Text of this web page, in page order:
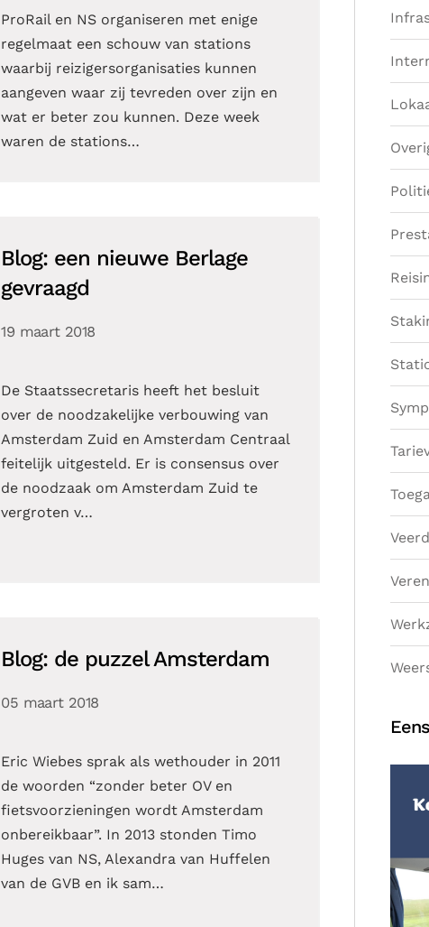
ProRail en NS organiseren met enige
regelmaat een schouw van stations
waarbij reizigersorganisaties kunnen
aangeven waar zij tevreden over zijn en
wat er beter zou kunnen. Deze week
waren de stations…
Blog: een nieuwe Berlage
gevraagd
19 maart 2018
De Staatssecretaris heeft het besluit
over de noodzakelijke verbouwing van
Amsterdam Zuid en Amsterdam Centraal
feitelijk uitgesteld. Er is consensus over
de noodzaak om Amsterdam Zuid te
vergroten v…
Blog: de puzzel Amsterdam
05 maart 2018
Eric Wiebes sprak als wethouder in 2011
de woorden “zonder beter OV en
fietsvoorzieningen wordt Amsterdam
onbereikbaar”. In 2013 stonden Timo
Huges van NS, Alexandra van Huffelen
van de GVB en ik sam…